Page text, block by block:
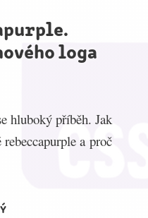
loga
hluboký příběh. Jak
a proč